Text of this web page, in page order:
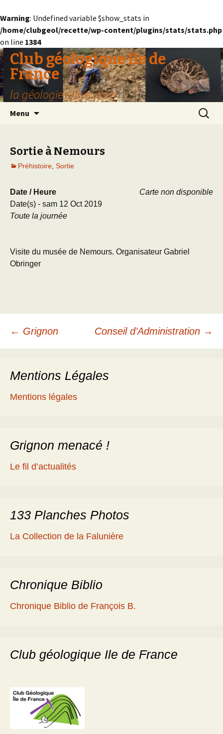
Warning: Undefined variable $show_stats in
/home/clubgeol/recette/wp-content/plugins/stats/stats.php
on line 1384
Club géologique Ile de
France
la géologie entre amis
Menu
Sortie à Nemours
Préhistoire Sortie
Carte non disponible
Date / Heure
Date(s) - sam 12 Oct 2019
Toute la journée
Visite du musée de Nemours. Organisateur Gabriel
Obringer
Navigation
des
articles
← Grignon Conseil d’Administration →
Mentions Légales
Mentions légales
Grignon menacé !
Le fil d’actualités
133 Planches Photos
La Collection de la Falunière
Chronique Biblio
Chronique Biblio de François B.
Club géologique Ile de France